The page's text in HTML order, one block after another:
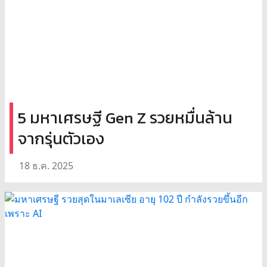
5 มหาเศรษฐี Gen Z รวยหมื่นล้าน
จากรุ่นตัวเอง
18 ธ.ค. 2025